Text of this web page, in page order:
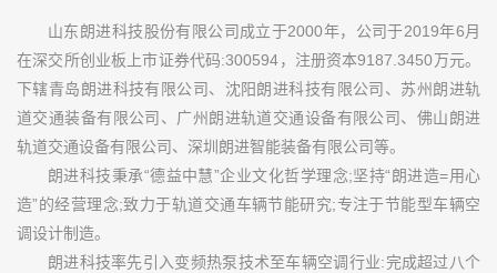
山东朗进科技股份有限公司成立于2000年，公司于2019年6月
在深交所创业板上市证券代码:300594，注册资本9187.3450万元。
下辖青岛朗进科技有限公司、沈阳朗进科技有限公司、苏州朗进轨
道交通装备有限公司、广州朗进轨道交通设备有限公司、佛山朗进
轨道交通设备有限公司、深圳朗进智能装备有限公司等。
朗进科技秉承“德益中慧”企业文化哲学理念;坚持“朗进造=用心
造”的经营理念;致力于轨道交通车辆节能研究;专注于节能型车辆空
调设计制造。
朗进科技率先引入变频热泵技术至车辆空调行业:完成超过八个